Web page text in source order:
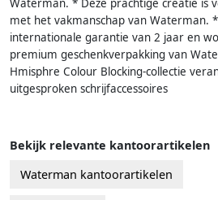
Waterman. * Deze prachtige creatie is
met het vakmanschap van Waterman.
internationale garantie van 2 jaar en
premium geschenkverpakking van
Hmisphre Colour Blocking-collectie
uitgesproken schrijfaccessoires
Bekijk relevante kantoorartikelen
Waterman kantoorartikelen